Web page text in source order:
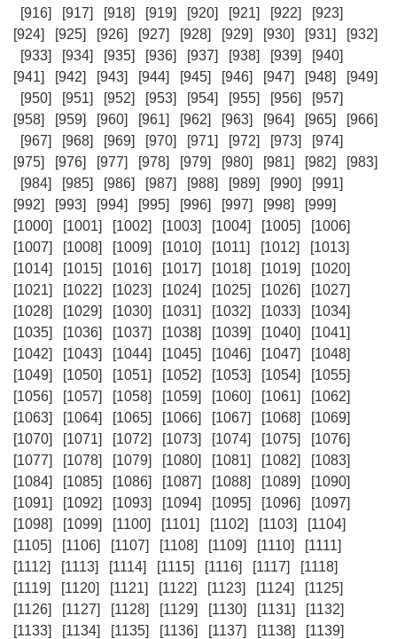
[916] [917] [918] [919] [920] [921] [922]
[923]
[924]
[925] [926] [927] [928] [929] [930] [931]
[932]
[933]
[934] [935] [936] [937] [938] [939]
[940]
[941]
[942] [943] [944] [945] [946] [947] [948]
[949]
[950]
[951] [952] [953] [954] [955] [956]
[957]
[958]
[959] [960] [961] [962] [963] [964] [965]
[966]
[967]
[968] [969] [970] [971] [972] [973]
[974]
[975]
[976] [977] [978] [979] [980] [981] [982]
[983]
[984]
[985] [986] [987] [988] [989] [990]
[991]
[992]
[993] [994] [995] [996] [997] [998]
[999]
[1000]
[1001] [1002] [1003] [1004] [1005]
[1006]
[1007]
[1008] [1009] [1010] [1011] [1012]
[1013]
[1014]
[1015] [1016] [1017] [1018] [1019]
[1020]
[1021]
[1022] [1023] [1024] [1025] [1026]
[1027]
[1028]
[1029] [1030] [1031] [1032] [1033]
[1034]
[1035]
[1036] [1037] [1038] [1039] [1040]
[1041]
[1042]
[1043] [1044] [1045] [1046] [1047]
[1048]
[1049]
[1050] [1051] [1052] [1053] [1054]
[1055]
[1056]
[1057] [1058] [1059] [1060] [1061]
[1062]
[1063]
[1064] [1065] [1066] [1067] [1068]
[1069]
[1070]
[1071] [1072] [1073] [1074] [1075]
[1076]
[1077]
[1078] [1079] [1080] [1081] [1082]
[1083]
[1084]
[1085] [1086] [1087] [1088] [1089]
[1090]
[1091]
[1092] [1093] [1094] [1095] [1096]
[1097]
[1098]
[1099] [1100] [1101] [1102] [1103]
[1104]
[1105]
[1106] [1107] [1108] [1109] [1110]
[1111]
[1112]
[1113] [1114] [1115] [1116] [1117]
[1118]
[1119]
[1120] [1121] [1122] [1123] [1124]
[1125]
[1126]
[1127] [1128] [1129] [1130] [1131]
[1132]
[1133]
[1134] [1135] [1136] [1137] [1138]
[1139]